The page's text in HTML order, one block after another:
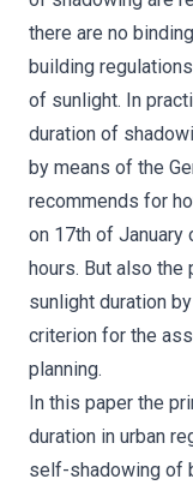
there are no
building
of sunlight. In
duration of
by means of the
recommends for
on 17th of January
hours. But also
sunlight duration
criterion for the
planning.
In this paper the
duration in urban
self-shadowing of